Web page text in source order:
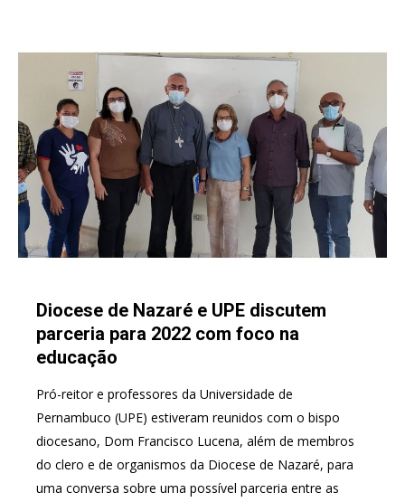
Diocese de Nazaré e UPE discutem
parceria para 2022 com foco na
educação
Pró-reitor e professores da Universidade de
Pernambuco (UPE) estiveram reunidos com o bispo
diocesano, Dom Francisco Lucena, além de membros
do clero e de organismos da Diocese de Nazaré, para
uma conversa sobre uma possível parceria entre as